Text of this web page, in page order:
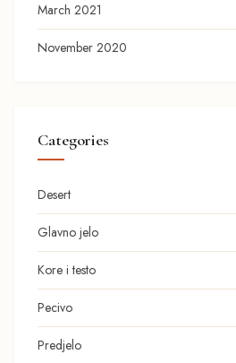
March 2021
November 2020
Categories
Desert
Glavno jelo
Kore i testo
Pecivo
Predjelo